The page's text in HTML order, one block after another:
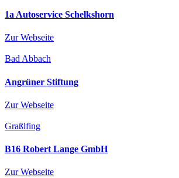
1a Autoservice Schelkshorn
Zur Webseite
Bad Abbach
Angrüner Stiftung
Zur Webseite
Graßlfing
B16 Robert Lange GmbH
Zur Webseite